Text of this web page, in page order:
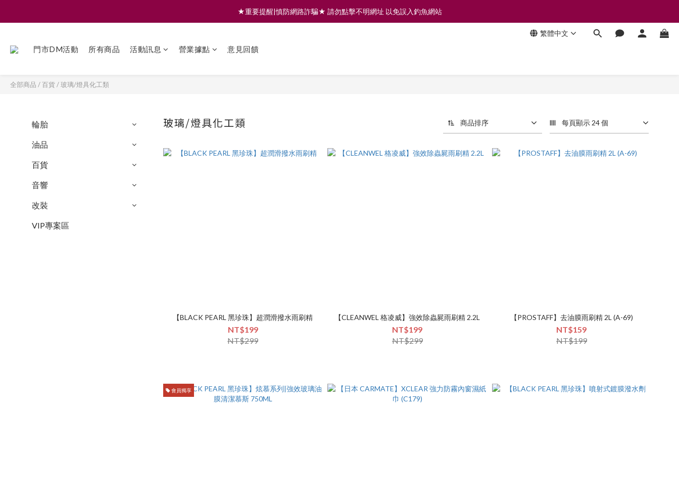
註冊會員享200元購物金 | 全館滿999免運 | 可門市取貨/安裝
★重要提醒|慎防網路詐騙★ 請勿點擊不明網址 以免誤入釣魚網站
繁體中文
門市DM活動 所有商品 活動訊息 營業據點 意見回饋
全部商品 /百貨/玻璃/燈具化工類
輪胎
油品
百貨
音響
改裝
VIP專案區
玻璃/燈具化工類 商品排序 每頁顯示 24 個
【BLACK PEARL 黑珍珠】超潤滑撥水雨刷精
NT$199
NT$299
【CLEANWEL 格凌威】強效除蟲屍雨刷精 2.2L
NT$199
NT$299
【PROSTAFF】去油膜雨刷精 2L (A-69)
NT$159
NT$199
會員獨享